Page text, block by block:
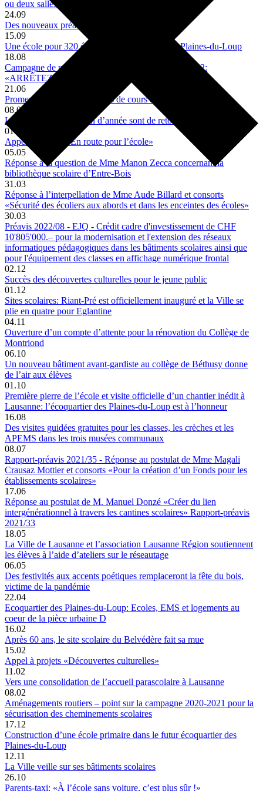
ou deux salles de gymnastique et d'une bibliothèque)»
24.09
Des nouveaux préaux scolaires
15.09
Une école pour 320 élèves en construction aux Plaines-du-Loup
18.08
Campagne de prévention pour la rentrée scolaire 2022:
«ARRÊTEZ-VOUS POUR LES ECOLIER·ES» !
21.06
Promenade autour des usages de cours de récréation
08.06
Les fêtes scolaires de fin d’année sont de retour !
01.06
Appel à projets: «En route pour l’école»
05.05
Réponse à la question de Mme Manon Zecca concernant la
bibliothèque scolaire d’Entre-Bois
31.03
Réponse à l’interpellation de Mme Aude Billard et consorts
«Sécurité des écoliers aux abords et dans les enceintes des écoles»
30.03
Préavis 2022/08 - EJQ - Crédit cadre d'investissement de CHF
10'805'000.– pour la modernisation et l'extension des réseaux
informatiques pédagogiques dans les bâtiments scolaires ainsi que
pour l'équipement des classes en affichage numérique frontal
02.12
Succès des découvertes culturelles pour le jeune public
01.12
Sites scolaires: Riant-Pré est officiellement inauguré et la Ville se
plie en quatre pour Eglantine
04.11
Ouverture d’un compte d’attente pour la rénovation du Collège de
Montriond
06.10
Un nouveau bâtiment avant-gardiste au collège de Béthusy donne
de l’air aux élèves
01.10
Première pierre de l’école et visite officielle d’un chantier inédit à
Lausanne: l’écoquartier des Plaines-du-Loup est à l’honneur
16.08
Des visites guidées gratuites pour les classes, les crèches et les
APEMS dans les trois musées communaux
08.07
Rapport-préavis 2021/35 - Réponse au postulat de Mme Magali
Crausaz Mottier et consorts «Pour la création d’un Fonds pour les
établissements scolaires»
17.06
Réponse au postulat de M. Manuel Donzé «Créer du lien
intergénérationnel à travers les cantines scolaires» Rapport-préavis
2021/33
18.05
La Ville de Lausanne et l’association Lausanne Région soutiennent
les élèves à l’aide d’ateliers sur le réseautage
06.05
Des festivités aux accents poétiques remplaceront la fête du bois,
victime de la pandémie
22.04
Ecoquartier des Plaines-du-Loup: Ecoles, EMS et logements au
coeur de la pièce urbaine D
16.02
Après 60 ans, le site scolaire du Belvédère fait sa mue
15.02
Appel à projets «Découvertes culturelles»
11.02
Vers une consolidation de l’accueil parascolaire à Lausanne
08.02
Aménagements routiers – point sur la campagne 2020-2021 pour la
sécurisation des cheminements scolaires
17.12
Construction d’une école primaire dans le futur écoquartier des
Plaines-du-Loup
12.11
La Ville veille sur ses bâtiments scolaires
26.10
Parents-taxi: «À l’école sans voiture, c’est plus sûr !»